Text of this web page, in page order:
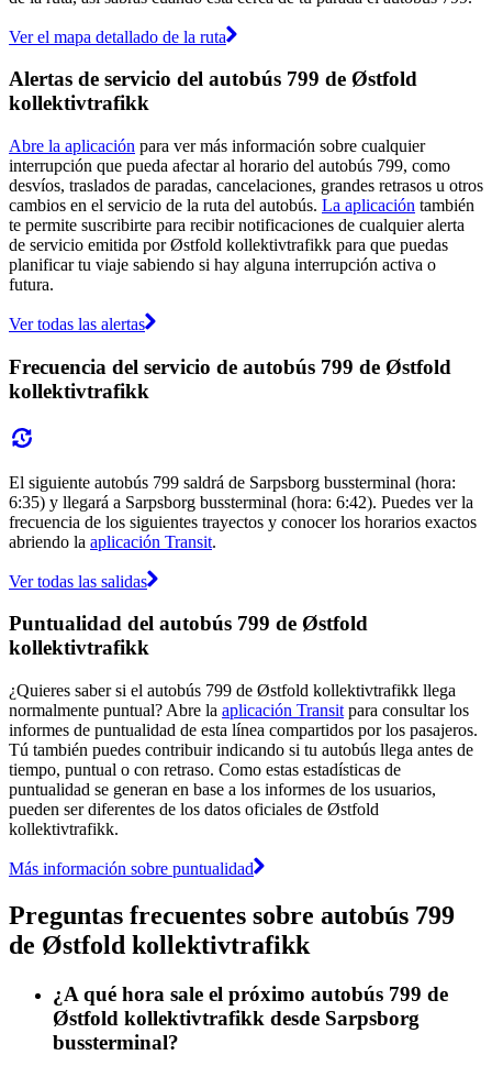
Ver el mapa detallado de la ruta
Alertas de servicio del autobús 799 de Østfold
kollektivtrafikk
Abre la aplicación para ver más información sobre cualquier
interrupción que pueda afectar al horario del autobús 799, como
desvíos, traslados de paradas, cancelaciones, grandes retrasos u otros
cambios en el servicio de la ruta del autobús. La aplicación también
te permite suscribirte para recibir notificaciones de cualquier alerta
de servicio emitida por Østfold kollektivtrafikk para que puedas
planificar tu viaje sabiendo si hay alguna interrupción activa o
futura.
Ver todas las alertas
Frecuencia del servicio de autobús 799 de Østfold
kollektivtrafikk
El siguiente autobús 799 saldrá de Sarpsborg bussterminal (hora:
6:35) y llegará a Sarpsborg bussterminal (hora: 6:42). Puedes ver la
frecuencia de los siguientes trayectos y conocer los horarios exactos
abriendo la aplicación Transit.
Ver todas las salidas
Puntualidad del autobús 799 de Østfold
kollektivtrafikk
¿Quieres saber si el autobús 799 de Østfold kollektivtrafikk llega
normalmente puntual? Abre la aplicación Transit para consultar los
informes de puntualidad de esta línea compartidos por los pasajeros.
Tú también puedes contribuir indicando si tu autobús llega antes de
tiempo, puntual o con retraso. Como estas estadísticas de
puntualidad se generan en base a los informes de los usuarios,
pueden ser diferentes de los datos oficiales de Østfold
kollektivtrafikk.
Más información sobre puntualidad
Preguntas frecuentes sobre autobús 799
de Østfold kollektivtrafikk
¿A qué hora sale el próximo autobús 799 de
Østfold kollektivtrafikk desde Sarpsborg
bussterminal?